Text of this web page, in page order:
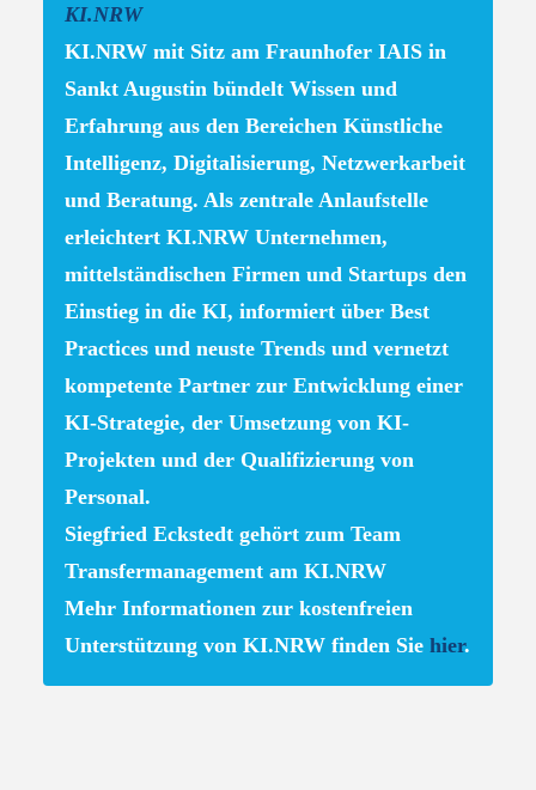
KI.NRW
KI.NRW mit Sitz am Fraunhofer IAIS in
Sankt Augustin bündelt Wissen und
Erfahrung aus den Bereichen Künstliche
Intelligenz, Digitalisierung, Netzwerkarbeit
und Beratung. Als zentrale Anlaufstelle
erleichtert KI.NRW Unternehmen,
mittelständischen Firmen und Startups den
Einstieg in die KI, informiert über Best
Practices und neuste Trends und vernetzt
kompetente Partner zur Entwicklung einer
KI-Strategie, der Umsetzung von KI-
Projekten und der Qualifizierung von
Personal.
Siegfried Eckstedt gehört zum Team
Transfermanagement am KI.NRW
Mehr Informationen zur kostenfreien
Unterstützung von KI.NRW finden Sie hier.